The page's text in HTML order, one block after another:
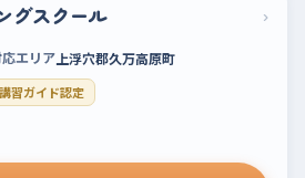
グスクール ›
エリア 上浮穴郡久万高原町
講習ガイド認定